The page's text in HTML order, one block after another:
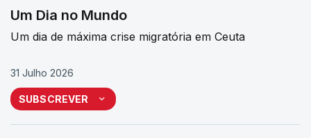
Um Dia no Mundo
Um dia de máxima crise migratória em Ceuta
31 Julho 2026
SUBSCREVER